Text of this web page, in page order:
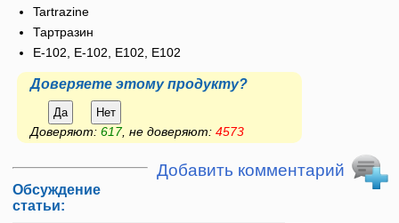
Tartrazine
Тартразин
E-102, Е-102, Е102, E102
Доверяете этому продукту?
Да Нет
Доверяют: 617, не доверяют: 4573
Добавить комментарий
Обсуждение
статьи: